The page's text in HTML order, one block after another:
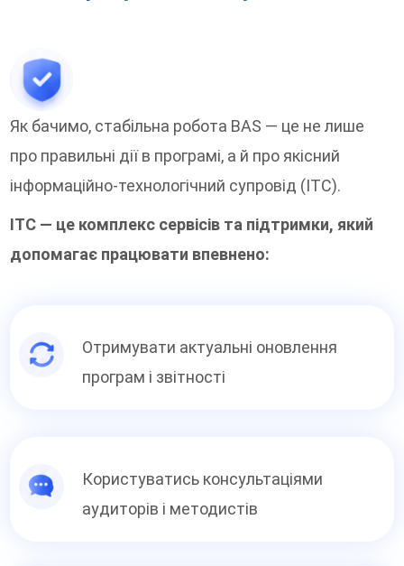
Як бачимо, стабільна робота BAS — це не лише
про правильні дії в програмі, а й про якісний
інформаційно-технологічний супровід (ІТС).
ІТС — це комплекс сервісів та підтримки, який
допомагає працювати впевнено:
Отримувати актуальні оновлення
програм і звітності
Користуватись консультаціями
аудиторів і методистів